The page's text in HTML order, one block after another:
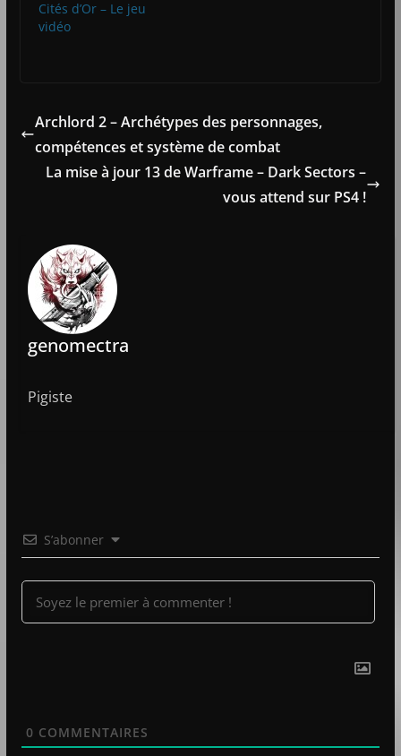
Cités d’Or – Le jeu
vidéo
Archlord 2 – Archétypes des personnages,
compétences et système de combat
La mise à jour 13 de Warframe – Dark Sectors –
vous attend sur PS4 !
genomectra
Pigiste
S’abonner
0 COMMENTAIRES